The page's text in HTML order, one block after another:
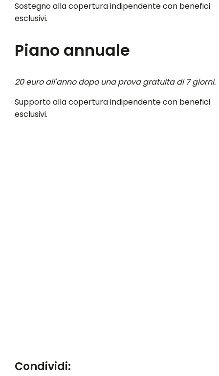
Sostegno alla copertura indipendente con benefici
esclusivi.
Piano annuale
20 euro all'anno dopo una prova gratuita di 7 giorni.
Supporto alla copertura indipendente con benefici
esclusivi.
Condividi: